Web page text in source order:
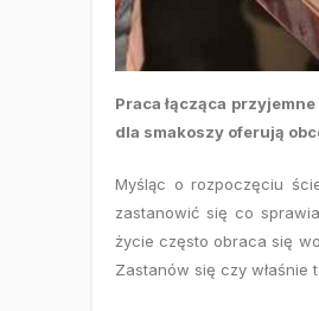
Praca łącząca
dla smakoszy oferują
Myśląc o rozpoczęciu
zastanowić się co
życie często obraca się
Zastanów się czy właśnie